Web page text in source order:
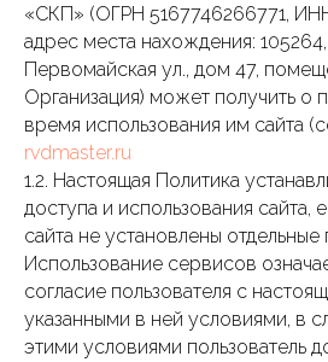
«СКП» (ОГРН 5167746266771,
адрес места нахождения:
Первомайская ул., дом 47,
Организация) может получить о
время использования им сайта
rvdmaster.ru
1.2. Настоящая Политика
доступа и использования сайта,
сайта не установлены отдельные
Использование сервисов
согласие пользователя с
указанными в ней условиями, в
этими условиями пользователь